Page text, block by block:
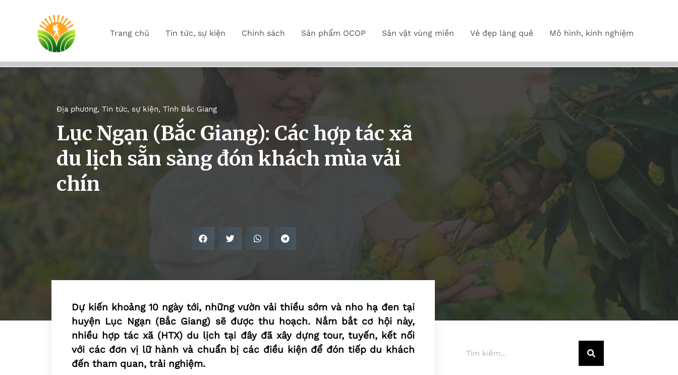
Trang chủ Tin tức, sự kiện Chính sách Sản phẩm OCOP Sản vật vùng miền Vẻ đẹp làng quê Mô hình, kinh nghiệm
Địa phương, Tin tức, sự kiện, Tỉnh Bắc Giang
Lục Ngạn (Bắc Giang): Các hợp tác xã
du lịch sẵn sàng đón khách mùa vải
chín
Dự kiến khoảng 10 ngày tới, những vườn vải thiều sớm và nho hạ đen tại
huyện Lục Ngạn (Bắc Giang) sẽ được thu hoạch. Nắm bắt cơ hội này,
nhiều hợp tác xã (HTX) du lịch tại đây đã xây dựng tour, tuyến, kết nối
với các đơn vị lữ hành và chuẩn bị các điều kiện để đón tiếp du khách
đến tham quan, trải nghiệm.